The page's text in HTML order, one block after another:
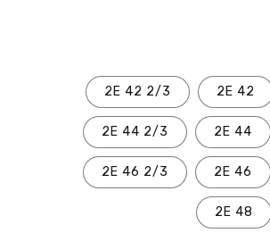
42 2E
2/3 42 2E
44 2E
2/3 44 2E
46 2E
2/3 46 2E
48 2E